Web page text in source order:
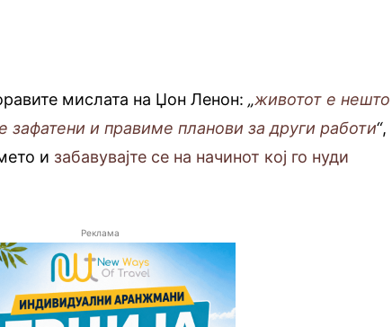
мислата на Џон Ленон:„животот е нешто
зафатени и правиме планови за други работи“,
и забавувајте се на начинот кој го нуди
Реклама